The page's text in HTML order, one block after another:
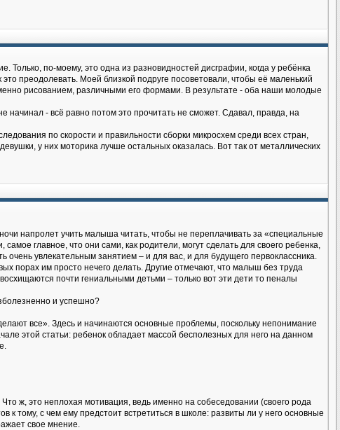
Только, по-моему, это одна из разновидностей дисграфии, когда у ребёнка
преодолевать. Моей близкой подруге посоветовали, чтобы её маленький
рисованием, различными его формами. В результате - оба наши молодые
начинал - всё равно потом это прочитать не сможет. Сдавал, правда, на
по скорости и правильности сборки микросхем среди всех стран,
у них моторика лучше остальных оказалась. Вот так от металлических
напролет учить малыша читать, чтобы не переплачивать за «специальные
главное, что они сами, как родители, могут сделать для своего ребенка,
увлекательным занятием – и для вас, и для будущего первоклассника.
порах им просто нечего делать. Другие отмечают, что малыш без труда
почти гениальными детьми – только вот эти дети то пеналы
и успешно?
все». Здесь и начинаются основные проблемы, поскольку непонимание
этой статьи: ребенок обладает массой бесполезных для него на данном
ж, это неплохая мотивация, ведь именно на собеседовании (своего рода
к тому, с чем ему предстоит встретиться в школе: развиты ли у него основные
свое мнение.